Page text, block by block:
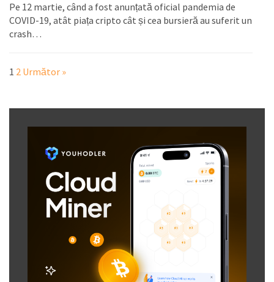
Pe 12 martie, când a fost anunțată oficial pandemia de
COVID-19, atât piața cripto cât și cea bursieră au suferit un
crash…
1 2 Următor »